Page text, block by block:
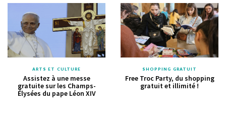
ARTS ET CULTURE
Assistez à une messe
gratuite sur les Champs-
Élysées du pape Léon XIV
SHOPPING GRATUIT
Free Troc Party, du shopping
gratuit et illimité !